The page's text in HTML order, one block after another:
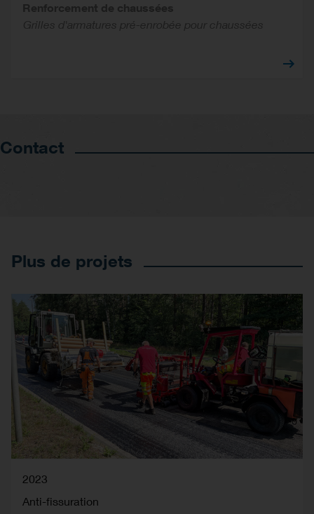
Renforcement de chaussées
Grilles d'armatures pré-enrobée pour chaussées
Contact
Plus de projets
2023
Anti-fissuration